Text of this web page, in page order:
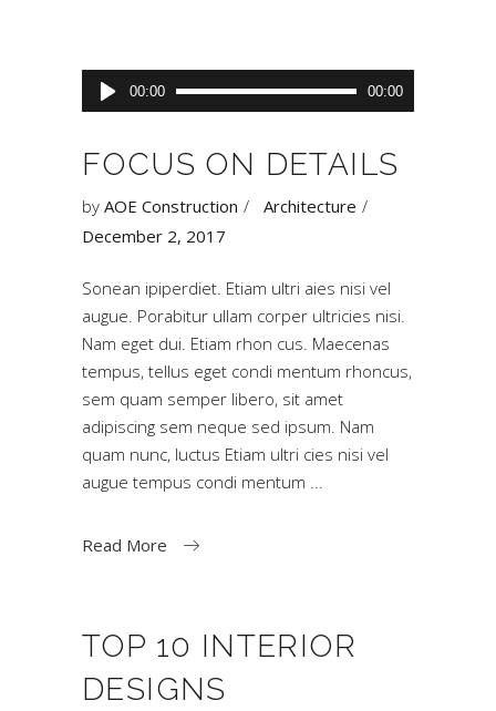
Audio
Player
00:00 00:00
FOCUS ON DETAILS
by AOE Construction
Architecture
December 2, 2017
Sonean ipiperdiet. Etiam ultri aies nisi vel
augue. Porabitur ullam corper ultricies nisi.
Nam eget dui. Etiam rhon cus. Maecenas
tempus, tellus eget condi mentum rhoncus,
sem quam semper libero, sit amet
adipiscing sem neque sed ipsum. Nam
quam nunc, luctus Etiam ultri cies nisi vel
augue tempus condi mentum
Read More
TOP 10 INTERIOR
DESIGNS